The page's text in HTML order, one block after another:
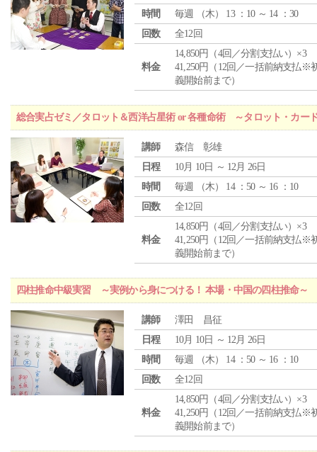
時間
毎週 （木） 13 ：10 ～ 14 ：30
回数
全12回
料金
14,850円（4回／分割支払い）×3
41,250円（12回／一括前納支払※
義開始前まで）
総合実占ゼミ／タロット＆西洋占星術 or 各種命術 ～タロット・カー
講師
森信 彰雄
日程
10月 10日 ～ 12月 26日
時間
毎週 （木） 14 ：50 ～ 16 ：10
回数
全12回
料金
14,850円（4回／分割支払い）×3
41,250円（12回／一括前納支払※
義開始前まで）
四柱推命中級実習 ～実例から身につける！ 本場・中国の四柱推命～
講師
澤田 昌征
日程
10月 10日 ～ 12月 26日
時間
毎週 （木） 14 ：50 ～ 16 ：10
回数
全12回
料金
14,850円（4回／分割支払い）×3
41,250円（12回／一括前納支払※
義開始前まで）